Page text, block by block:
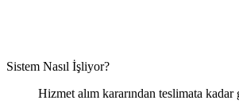
Sistem Nasıl İşliyor?
Hizmet alım kararından teslimata